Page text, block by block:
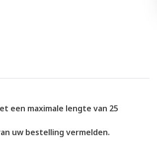
een maximale lengte van 25
uw bestelling vermelden.